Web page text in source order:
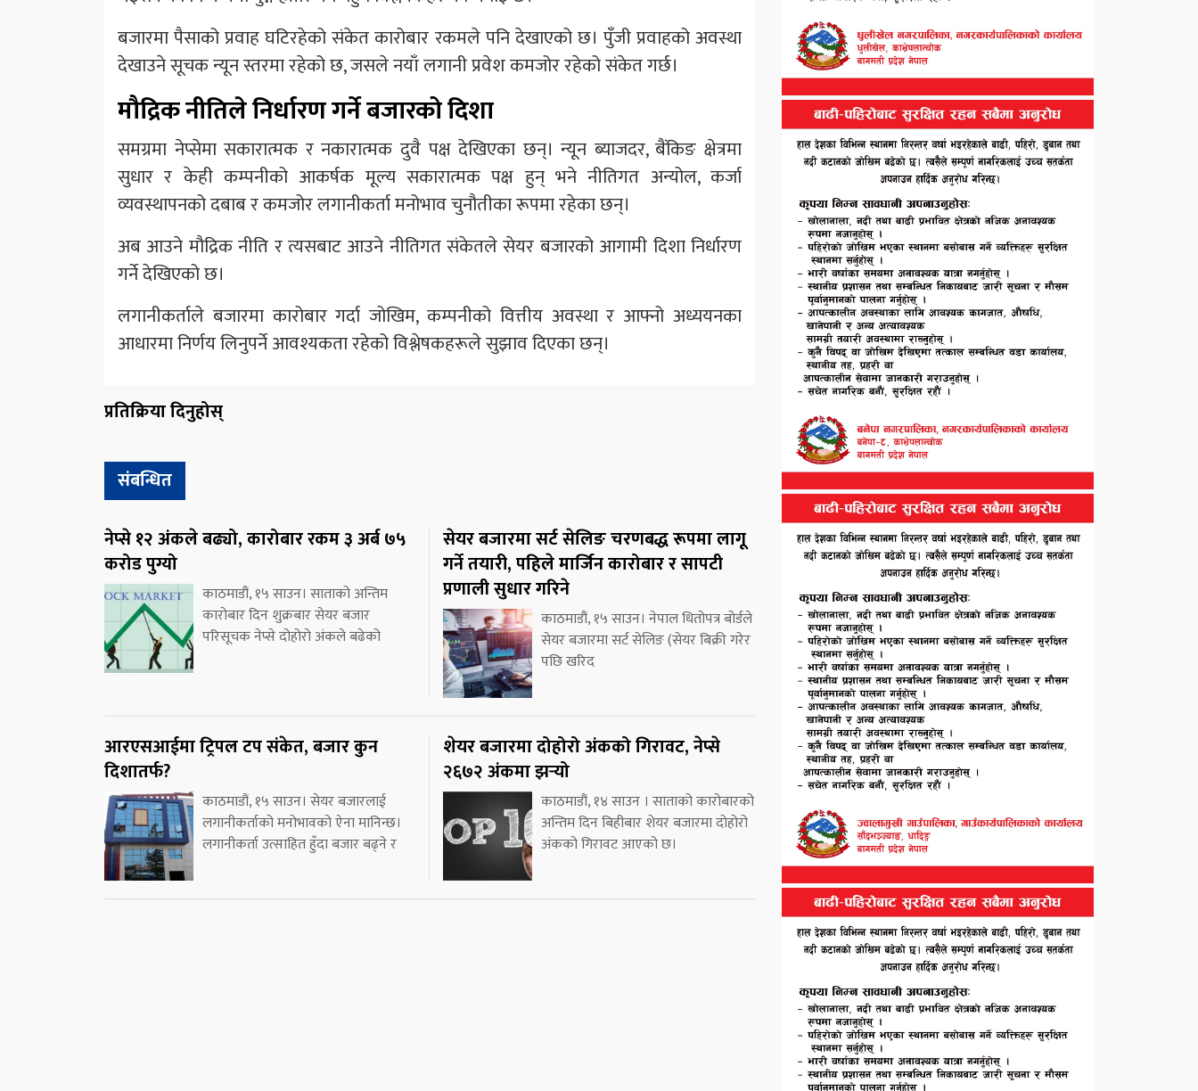
बजारमा पैसाको प्रवाह घटिरहेको संकेत कारोबार रकमले पनि देखाएको छ। पुँजी प्रवाहको अवस्था
देखाउने सूचक न्यून स्तरमा रहेको छ, जसले नयाँ लगानी प्रवेश कमजोर रहेको संकेत गर्छ।
मौद्रिक नीतिले निर्धारण गर्ने बजारको दिशा
समग्रमा नेप्सेमा सकारात्मक र नकारात्मक दुवै पक्ष देखिएका छन्। न्यून ब्याजदर, बैंकिङ क्षेत्रमा
सुधार र केही कम्पनीको आकर्षक मूल्य सकारात्मक पक्ष हुन् भने नीतिगत अन्योल, कर्जा
व्यवस्थापनको दबाब र कमजोर लगानीकर्ता मनोभाव चुनौतीका रूपमा रहेका छन्।
अब आउने मौद्रिक नीति र त्यसबाट आउने नीतिगत संकेतले सेयर बजारको आगामी दिशा निर्धारण
गर्ने देखिएको छ।
लगानीकर्ताले बजारमा कारोबार गर्दा जोखिम, कम्पनीको वित्तीय अवस्था र आफ्नो अध्ययनका
आधारमा निर्णय लिनुपर्ने आवश्यकता रहेको विश्लेषकहरूले सुझाव दिएका छन्।
प्रतिक्रिया दिनुहोस्
संबन्धित
नेप्से १२ अंकले बढ्यो, कारोबार रकम ३ अर्ब ७५
करोड पुग्यो
काठमाडौं, १५ साउन। साताको अन्तिम
कारोबार दिन शुक्रबार सेयर बजार
परिसूचक नेप्से दोहोरो अंकले बढेको
सेयर बजारमा सर्ट सेलिङ चरणबद्ध रूपमा लागू
गर्ने तयारी, पहिले मार्जिन कारोबार र सापटी
प्रणाली सुधार गरिने
काठमाडौं, १५ साउन। नेपाल धितोपत्र बोर्डले
सेयर बजारमा सर्ट सेलिङ (सेयर बिक्री गरेर
पछि खरिद
आरएसआईमा ट्रिपल टप संकेत, बजार कुन
दिशातर्फ?
काठमाडौं, १५ साउन। सेयर बजारलाई
लगानीकर्ताको मनोभावको ऐना मानिन्छ।
लगानीकर्ता उत्साहित हुँदा बजार बढ्ने र
शेयर बजारमा दोहोरो अंकको गिरावट, नेप्से
२६७२ अंकमा झर्‍यो
काठमाडौं, १४ साउन । साताको कारोबारको
अन्तिम दिन बिहीबार शेयर बजारमा दोहोरो
अंकको गिरावट आएको छ।